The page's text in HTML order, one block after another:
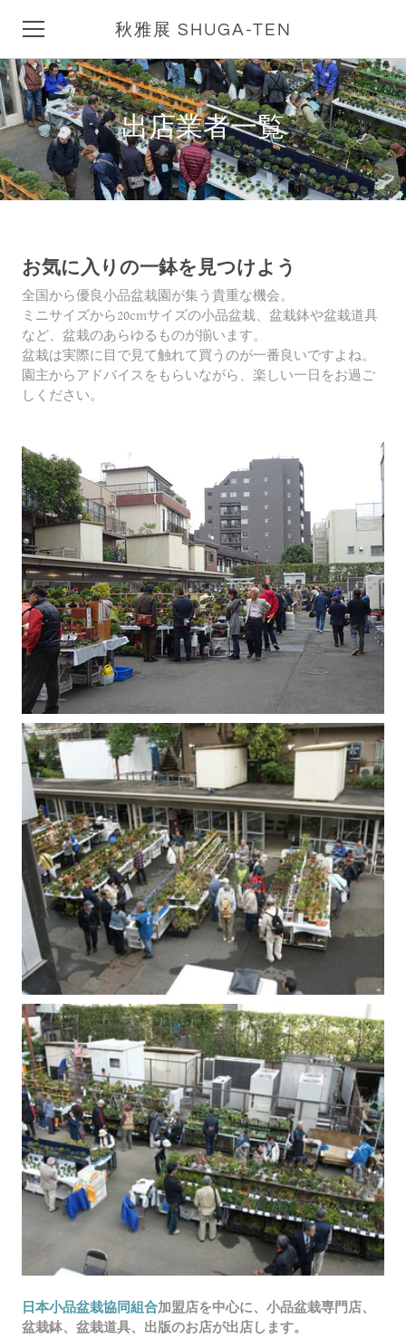
秋雅展 SHUGA-TEN
出店業者一覧
お気に入りの一鉢を見つけよう
全国から優良小品盆栽園が集う貴重な機会。
ミニサイズから20cmサイズの小品盆栽、盆栽鉢や盆栽道具
など、盆栽のあらゆるものが揃います。
盆栽は実際に目で見て触れて買うのが一番良いですよね。
園主からアドバイスをもらいながら、楽しい一日をお過ご
しください。
日本小品盆栽協同組合加盟店を中心に、小品盆栽専門店、
盆栽鉢、盆栽道具、出版のお店が出店します。
HOME
秋雅展とは
会期中イベント
秋雅展ブログ
アクセス
リンク集